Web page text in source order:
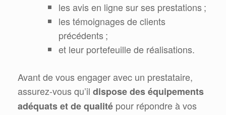
les avis en ligne sur ses prestations ;
les témoignages de clients
précédents ;
et leur portefeuille de réalisations.
Avant de vous engager avec un prestataire,
assurez-vous qu’il dispose des équipements
adéquats et de qualité pour répondre à vos